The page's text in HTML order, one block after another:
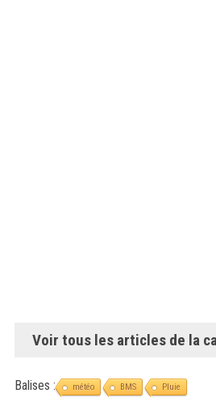
Voir tous les articles de la
Balises : météo BMS Pluie